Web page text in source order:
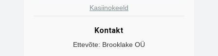
Kasiinokeeld
Kontakt
Ettevõte: Brooklake OÜ